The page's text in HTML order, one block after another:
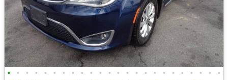
• • • • • • • • • • • • • • • • • • • • • • • •